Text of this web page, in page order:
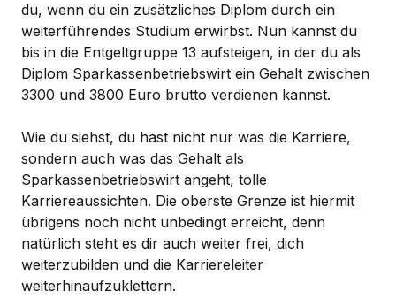
du, wenn du ein zusätzliches Diplom durch ein
weiterführendes Studium erwirbst. Nun kannst du
bis in die Entgeltgruppe 13 aufsteigen, in der du als
Diplom Sparkassenbetriebswirt ein Gehalt zwischen
3300 und 3800 Euro brutto verdienen kannst.
Wie du siehst, du hast nicht nur was die Karriere,
sondern auch was das Gehalt als
Sparkassenbetriebswirt angeht, tolle
Karriereaussichten. Die oberste Grenze ist hiermit
übrigens noch nicht unbedingt erreicht, denn
natürlich steht es dir auch weiter frei, dich
weiterzubilden und die Karriereleiter
weiterhinaufzuklettern.